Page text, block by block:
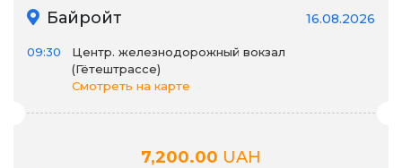
Байройт 16.08.2026
09:30
Центр. железнодорожный вокзал
(Гётештрассе)
Смотреть на карте
7,200.00 UAH